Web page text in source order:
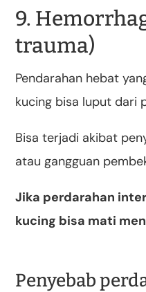
9.
trauma)
Pendarahan hebat
kucing bisa luput dari
Bisa terjadi akibat
atau gangguan
Jika perdarahan
kucing bisa mati
Penyebab